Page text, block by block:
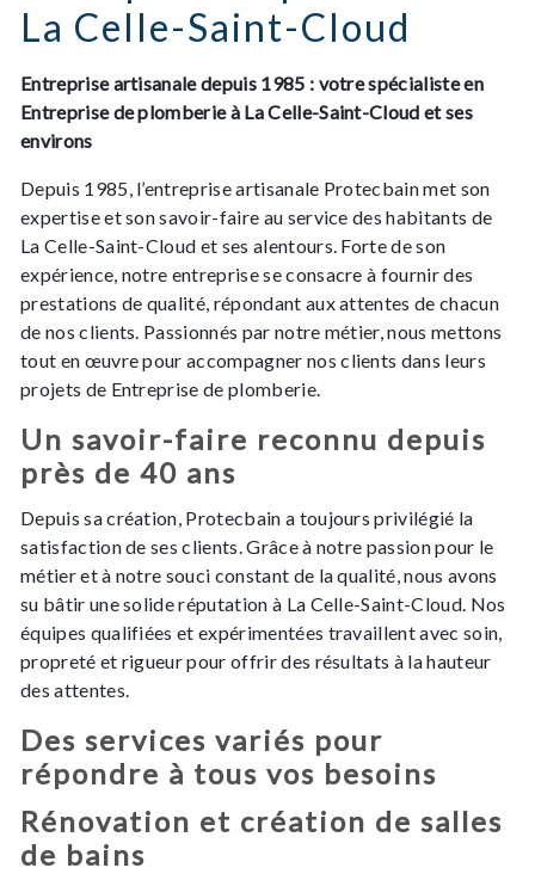
La Celle-Saint-Cloud
Entreprise artisanale depuis 1985 : votre spécialiste en
Entreprise de plomberie à La Celle-Saint-Cloud et ses
environs
Depuis 1985, l’entreprise artisanale Protecbain met son
expertise et son savoir-faire au service des habitants de
La Celle-Saint-Cloud et ses alentours. Forte de son
expérience, notre entreprise se consacre à fournir des
prestations de qualité, répondant aux attentes de chacun
de nos clients. Passionnés par notre métier, nous mettons
tout en œuvre pour accompagner nos clients dans leurs
projets de Entreprise de plomberie.
Un savoir-faire reconnu depuis
près de 40 ans
Depuis sa création, Protecbain a toujours privilégié la
satisfaction de ses clients. Grâce à notre passion pour le
métier et à notre souci constant de la qualité, nous avons
su bâtir une solide réputation à La Celle-Saint-Cloud. Nos
équipes qualifiées et expérimentées travaillent avec soin,
propreté et rigueur pour offrir des résultats à la hauteur
des attentes.
Des services variés pour
répondre à tous vos besoins
Rénovation et création de salles
de bains